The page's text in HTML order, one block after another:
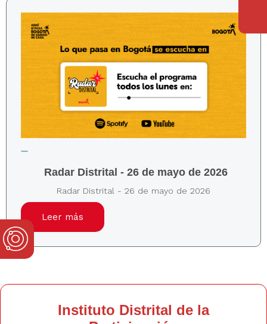
Radar Distrital - 26 de mayo de 2026
Radar Distrital - 26 de mayo de 2026
Leer más
Instituto Distrital de la